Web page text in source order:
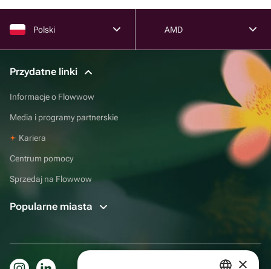
Polski AMD
Przydatne linki
Informacje o Flowwow
Media i programy partnerskie
Kariera
Centrum pomocy
Sprzedaj na Flowwow
Popularne miasta
×